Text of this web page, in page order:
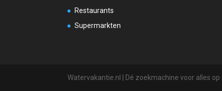
Restaurants
Supermarkten
Watervakantie.nl | Dé zoekmachine voor alles